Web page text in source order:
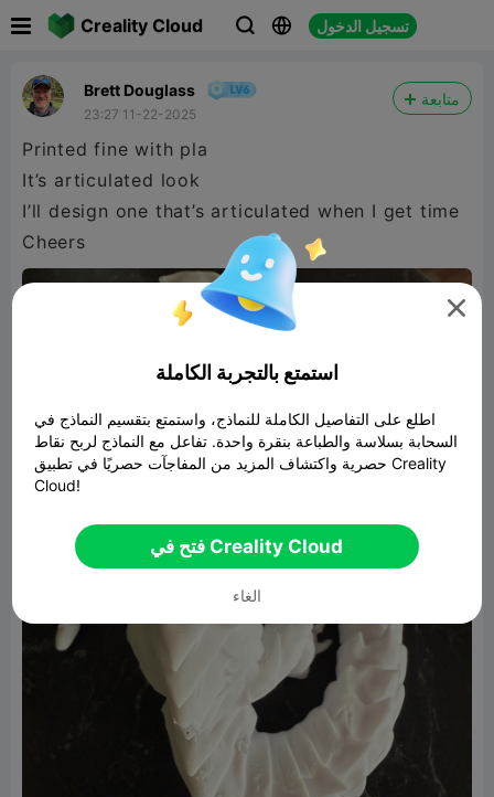
Creality Cloud   تسجيل الدخول
Brett Douglass
23:27 11-22-2025
متابعة
Printed fine with pla
It’s articulated look
I’ll design one that’s articulated when I get time
Cheers

استمتع بالتجربة الكاملة
اطلع على التفاصيل الكاملة للنماذج، واستمتع بتقسيم النماذج في
السحابة بسلاسة والطباعة بنقرة واحدة. تفاعل مع النماذج لربح نقاط
حصرية واكتشاف المزيد من المفاجآت حصريًا في تطبيق Creality
Cloud!
فتح في Creality Cloud
الغاء